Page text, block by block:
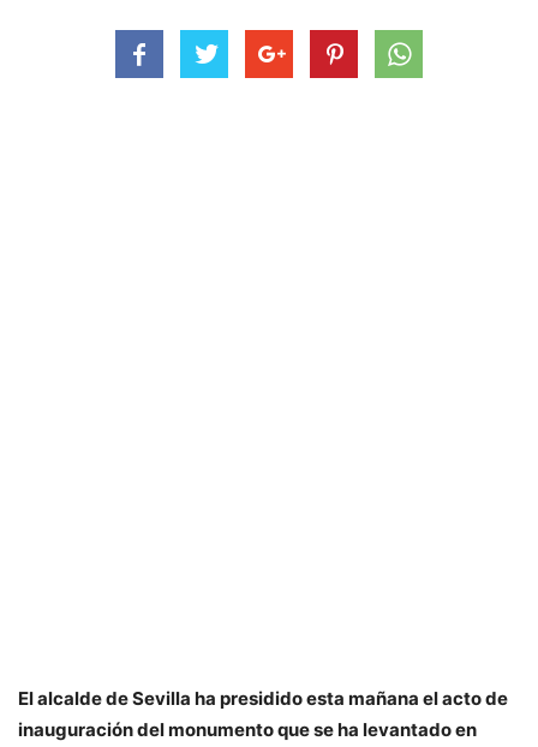
El alcalde de Sevilla ha presidido esta mañana el acto de
inauguración del monumento que se ha levantado en